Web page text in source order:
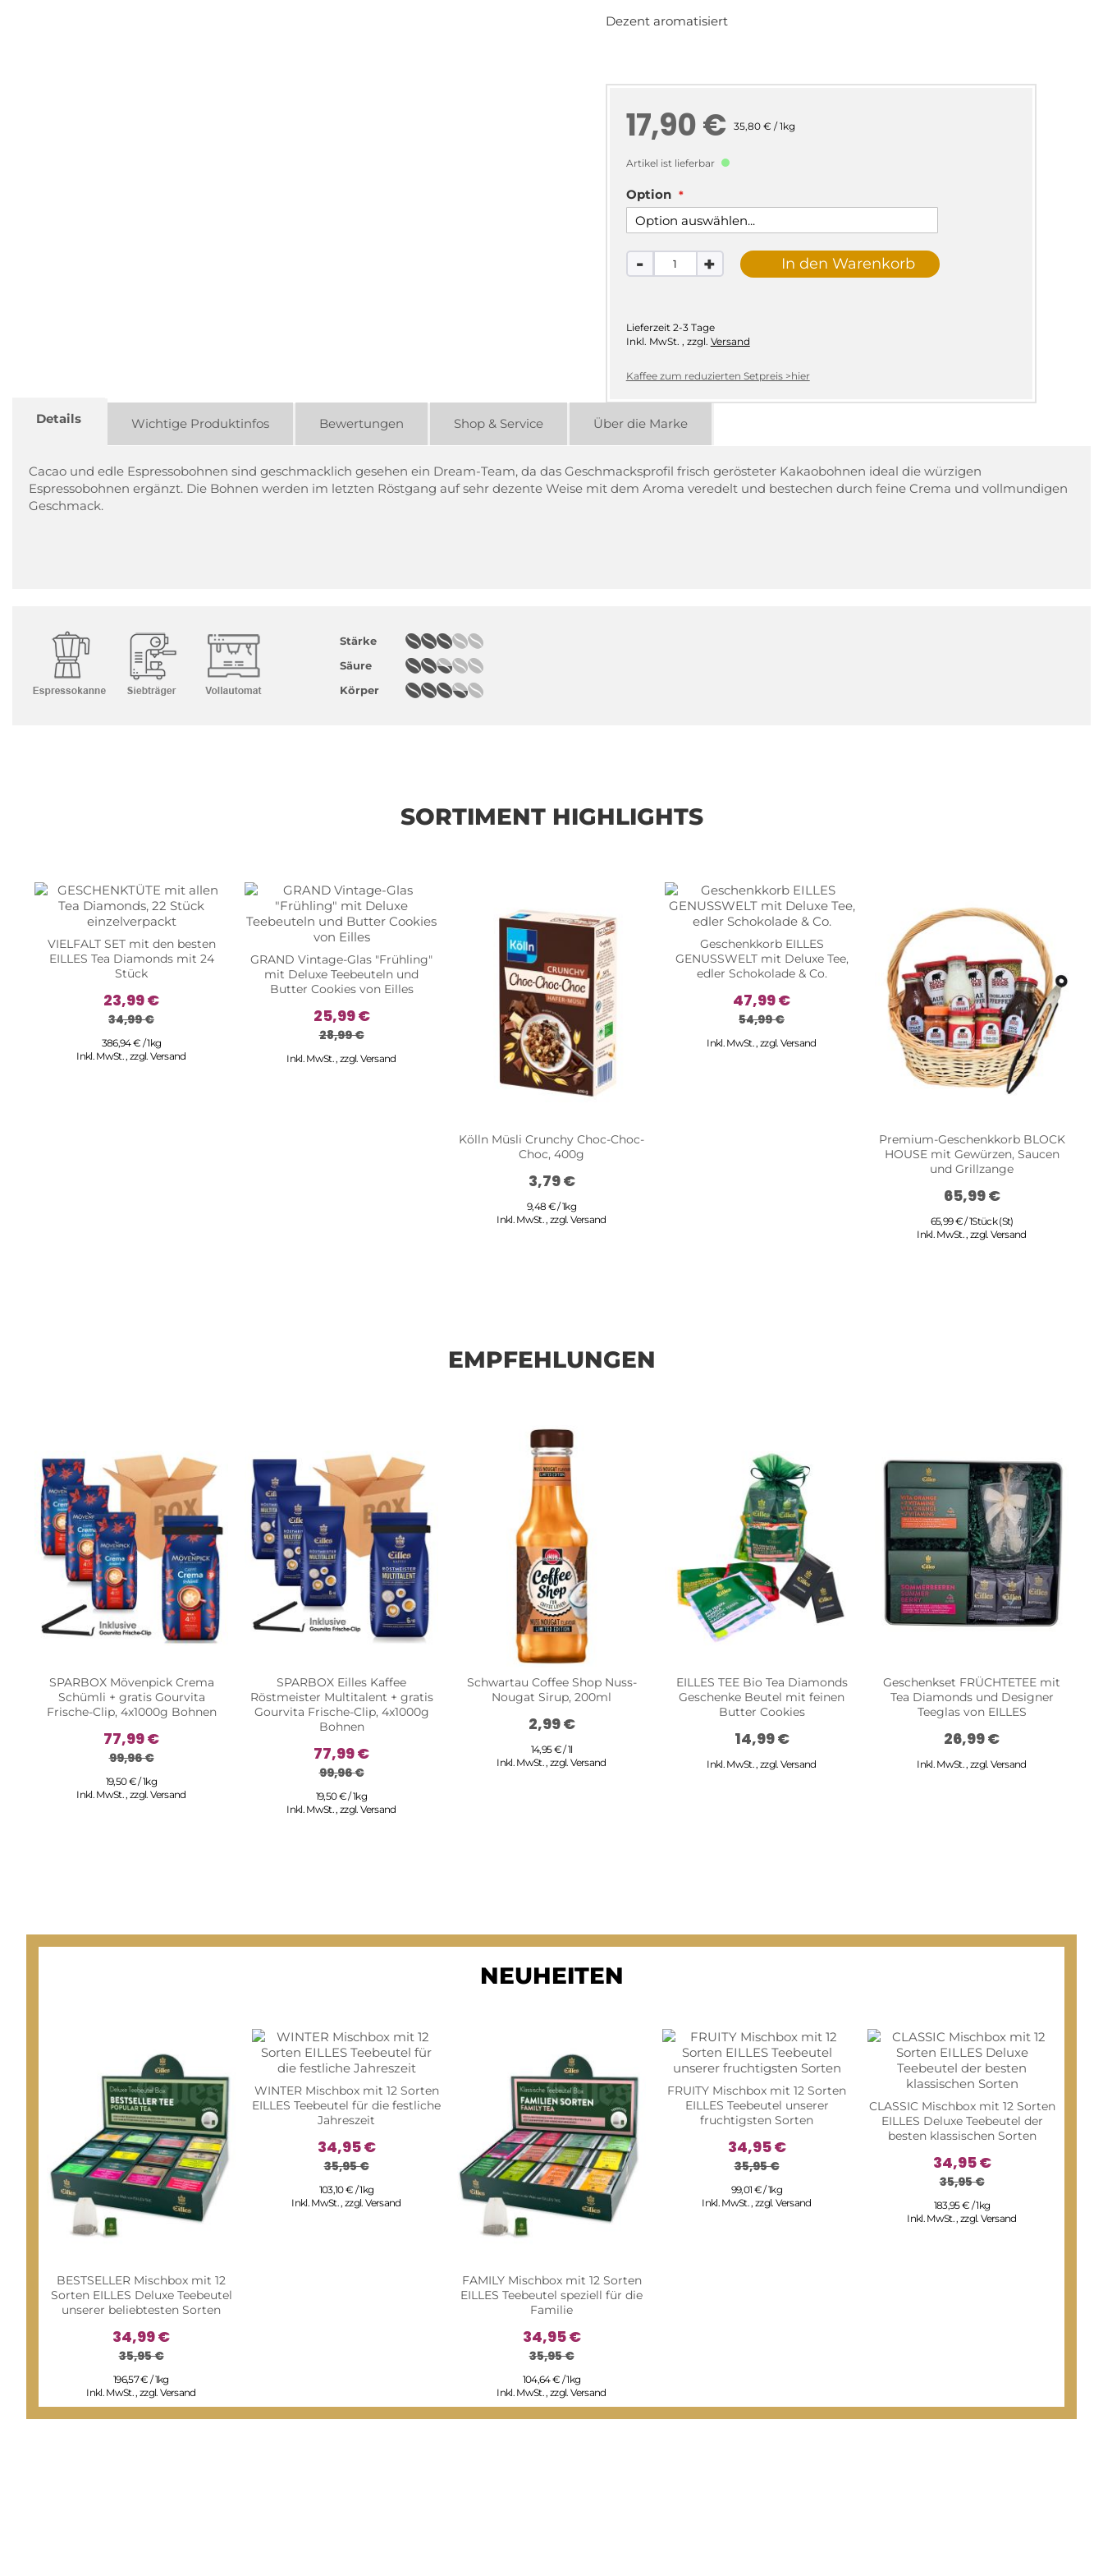
Dezent aromatisiert
17,90 € 35,80 € / 1kg
Artikel ist lieferbar
Option
- + In den Warenkorb
Lieferzeit 2-3 Tage
Inkl. MwSt. , zzgl. Versand
Kaffee zum reduzierten Setpreis >hier
Details
Cacao und edle Espressobohnen sind geschmacklich gesehen ein Dream-Team, da das Geschmacksprofil frisch gerösteter Kakaobohnen ideal die würzigen
Espressobohnen ergänzt. Die Bohnen werden im letzten Röstgang auf sehr dezente Weise mit dem Aroma veredelt und bestechen durch feine Crema und vollmundigen
Geschmack.
Stärke
Säure
Körper
Wichtige Produktinfos Bewertungen Shop & Service Über die Marke
SORTIMENT HIGHLIGHTS
VIELFALT SET mit den besten
EILLES Tea Diamonds mit 24
Stück
23,99 €
34,99 €
386,94 € / 1kg
Inkl. MwSt. ,zzgl.Versand
GRAND Vintage-Glas "Frühling"
mit Deluxe Teebeuteln und
Butter Cookies von Eilles
25,99 €
28,99 €
Inkl. MwSt. ,zzgl.Versand
Kölln Müsli Crunchy Choc-Choc-
Choc, 400g
3,79 €
9,48 € / 1kg
Inkl. MwSt. ,zzgl.Versand
Geschenkkorb EILLES
GENUSSWELT mit Deluxe Tee,
edler Schokolade & Co.
47,99 €
54,99 €
Inkl. MwSt. ,zzgl.Versand
Premium-Geschenkkorb BLOCK
HOUSE mit Gewürzen, Saucen
und Grillzange
65,99 €
65,99 € / 1Stück (St)
Inkl. MwSt. ,zzgl.Versand
EMPFEHLUNGEN
SPARBOX Mövenpick Crema
Schümli + gratis Gourvita
Frische-Clip, 4x1000g Bohnen
77,99 €
99,96 €
19,50 € / 1kg
Inkl. MwSt.,zzgl.Versand
SPARBOX Eilles Kaffee
Röstmeister Multitalent + gratis
Gourvita Frische-Clip, 4x1000g
Bohnen
77,99 €
99,96 €
19,50 € / 1kg
Inkl. MwSt.,zzgl.Versand
Schwartau Coffee Shop Nuss-
Nougat Sirup, 200ml
2,99 €
14,95 € / 1l
Inkl. MwSt.,zzgl.Versand
EILLES TEE Bio Tea Diamonds
Geschenke Beutel mit feinen
Butter Cookies
14,99 €
Inkl. MwSt.,zzgl.Versand
Geschenkset FRÜCHTETEE mit
Tea Diamonds und Designer
Teeglas von EILLES
26,99 €
Inkl. MwSt.,zzgl.Versand
NEUHEITEN
BESTSELLER Mischbox mit 12
Sorten EILLES Deluxe Teebeutel
unserer beliebtesten Sorten
34,99 €
35,95 €
196,57 € / 1kg
Inkl. MwSt. ,zzgl.Versand
WINTER Mischbox mit 12 Sorten
EILLES Teebeutel für die festliche
Jahreszeit
34,95 €
35,95 €
103,10 € / 1kg
Inkl. MwSt.,zzgl.Versand
FAMILY Mischbox mit 12 Sorten
EILLES Teebeutel speziell für die
Familie
34,95 €
35,95 €
104,64 € / 1kg
Inkl. MwSt. ,zzgl.Versand
FRUITY Mischbox mit 12 Sorten
EILLES Teebeutel unserer
fruchtigsten Sorten
34,95 €
35,95 €
99,01 € / 1kg
Inkl. MwSt.,zzgl.Versand
CLASSIC Mischbox mit 12 Sorten
EILLES Deluxe Teebeutel der
besten klassischen Sorten
34,95 €
35,95 €
183,95 € / 1kg
Inkl. MwSt.,zzgl.Versand